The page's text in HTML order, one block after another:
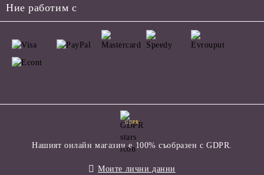
Ние работим с
GDPR
Нашият онлайн магазин е 100% съобразен с GDPR.
Моите лични данни